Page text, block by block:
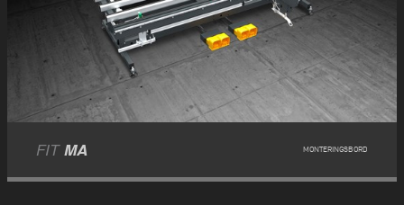
FIT MA MONTERINGSBORD